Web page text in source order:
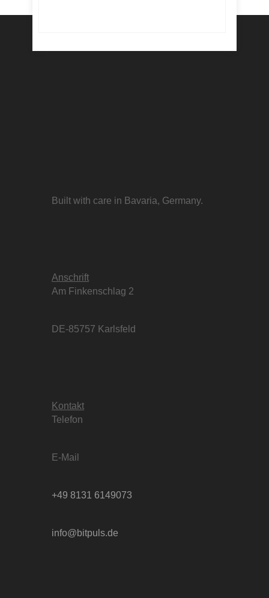
Built with care in Bavaria, Germany.
Anschrift
Am Finkenschlag 2
DE-85757 Karlsfeld
Kontakt
Telefon
E-Mail
+49 8131 6149073
info@bitpuls.de